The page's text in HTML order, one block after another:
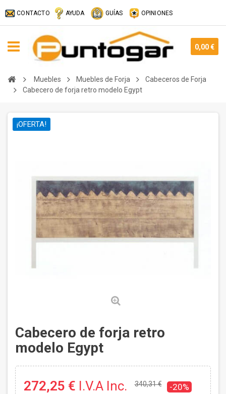
CONTACTO AYUDA GUÍAS OPINIONES
0,00 €
Muebles Muebles de Forja
Cabeceros de Forja
Cabecero de forja retro modelo Egypt
¡OFERTA!
Cabecero de forja retro
modelo Egypt
272,25 € I.V.A Inc. 340,31 € -20%